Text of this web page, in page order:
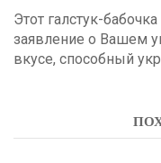
Этот галстук-
заявление о Вашем
вкусе, способный